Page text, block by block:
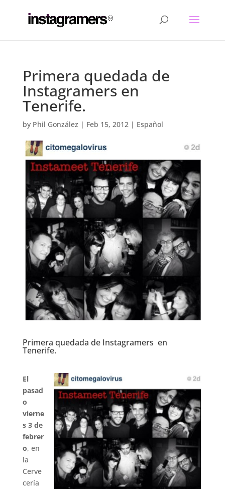
Primera quedada de
Instagramers en
Tenerife.
by Phil González | Feb 15, 2012| Español
Primera quedada de Instagramers en
Tenerife.
El
pasad
o
vierne
s 3 de
febrer
o, en
la
Cerve
cería